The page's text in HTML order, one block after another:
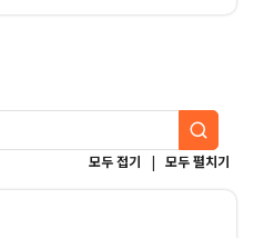
모두 접기 | 모두 펼치기